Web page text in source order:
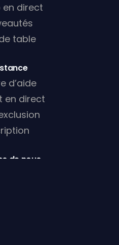
en direct
table
d’aide
en direct
de nous